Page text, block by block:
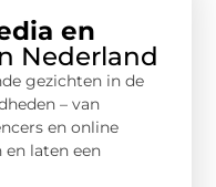
en
Nederland
gezichten in de
– van
en online
en laten een